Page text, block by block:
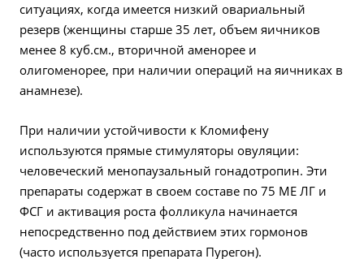
ситуациях, когда имеется низкий овариальный
резерв (женщины старше 35 лет, объем яичников
менее 8 куб.см., вторичной аменорее и
олигоменорее, при наличии операций на яичниках в
анамнезе).
При наличии устойчивости к Кломифену
используются прямые стимуляторы овуляции:
человеческий менопаузальный гонадотропин. Эти
препараты содержат в своем составе по 75 МЕ ЛГ и
ФСГ и активация роста фолликула начинается
непосредственно под действием этих гормонов
(часто используется препарата Пурегон).